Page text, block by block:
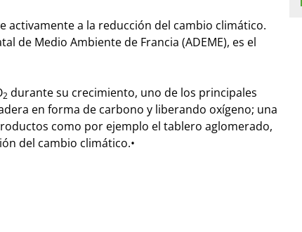
activamente a la reducción del cambio climático.
de Medio Ambiente de Francia (ADEME), es el
2 durante su crecimiento, uno de los principales
en forma de carbono y liberando oxígeno; una
como por ejemplo el tablero aglomerado,
del cambio climático.•